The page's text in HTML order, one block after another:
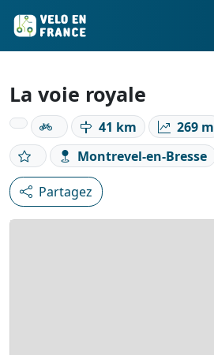
La voie royale
41 km 269 m
Montrevel-en-Bresse
Partagez